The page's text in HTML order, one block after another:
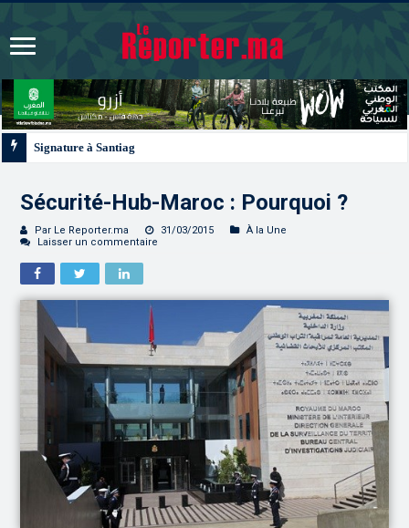
Sécurité-Hub-Maroc : Pourquoi ?
Par Le Reporter.ma 31/03/2015
À la Une
Laisser un commentaire